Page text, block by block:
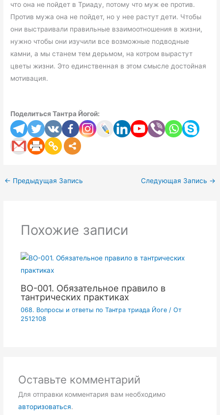
что она не пойдет в Триаду, потому что муж ее против.
Против мужа она не пойдет, но у нее растут дети. Чтобы
они выстраивали правильные взаимоотношения в жизни,
нужно чтобы они изучили все возможные подводные
камни, а мы станем тем дерьмом, на котром вырастут
цветы жизни. Это единственная в этом смысле достойная
мотивация.
Поделиться Тантра Йогой:
← Предыдущая Запись Следующая Запись →
Похожие записи
ВО-001. Обязательное правило в
тантрических практиках
068. Вопросы и ответы по Тантра триада Йоге/ От
2512108
Оставьте комментарий
Для отправки комментария вам необходимо
авторизоваться.